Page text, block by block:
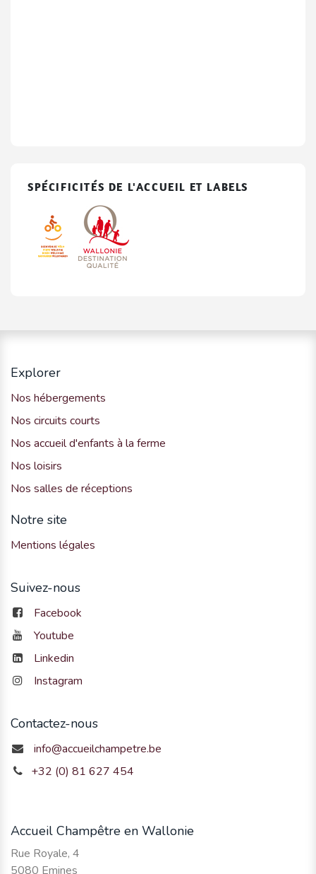
SPÉCIFICITÉS DE L'ACCUEIL ET LABELS
Explorer
Nos hébergements
Nos circuits courts
Nos accueil d'enfants à la ferme
Nos loisirs
Nos salles de réceptions
Notre site
Mentions légales
Suivez-nous
Facebook
Youtube
Linkedin
Instagram
Contactez-nous
info@accueilchampetre.be
+32 (0) 81 627 454
Accueil Champêtre en Wallonie
Rue Royale, 4
5080 Emines